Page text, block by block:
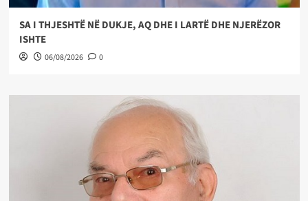
SA I THJESHTË NË DUKJE, AQ DHE I LARTË DHE NJERËZOR
ISHTE
06/08/2026 0